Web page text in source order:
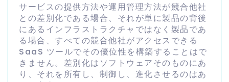
サービスの提供方法や運用管理方法が競合他社
との差別化である場合、それが単に製品の背後
にあるインフラストラクチャではなく製品であ
る場合、すべての競合他社がアクセスできる
SaaS ツールでその優位性を構築することはで
きません。差別化はソフトウェアそのものにあ
り、それを所有し、制御し、進化させるのはあ